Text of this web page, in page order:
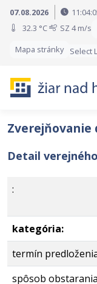
Preskočiť na obsah
Preskočiť na hlavné
07.08.2026
32.3 °C
SZ 4 m/s
Mapa stránky
Select
Detail
:
kategória:
termín
spôsob